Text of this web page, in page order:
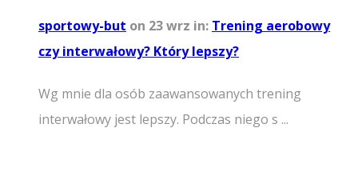
sportowy-but on 23 wrz in: Trening aerobowy
czy interwałowy? Który lepszy?
Wg mnie dla osób zaawansowanych trening
interwałowy jest lepszy. Podczas niego s ...